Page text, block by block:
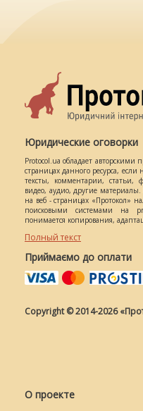
Юридические оговорки
Protocol.ua обладает
страницах данного ресурса,
тексты, комментарии, статьи,
видео, аудио, другие
на веб - страницах «Протокол»
поисковыми системами на
понимается копирования,
Полный текст
Приймаємо до оплати
Copyright © 2014-2026
О проекте